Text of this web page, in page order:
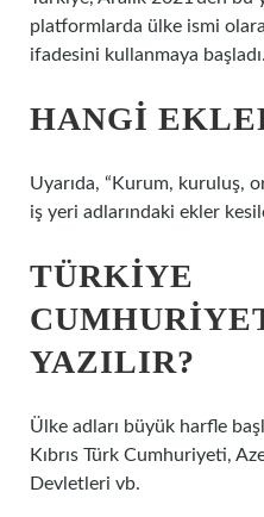
platformlarda ülke ismi
ifadesini kullanmaya başladı.
HANGI
Uyarıda, “Kurum, kuruluş,
iş yeri adlarındaki ekler
TÜRKIYE
YAZILIR?
Ülke adları büyük harfle
Kıbrıs Türk Cumhuriyeti,
Devletleri vb.